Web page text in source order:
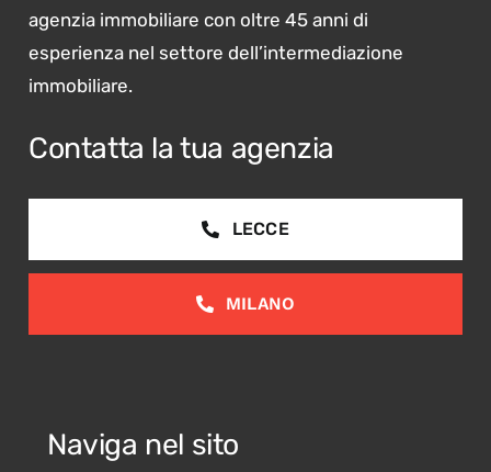
agenzia immobiliare con oltre 45 anni di
esperienza nel settore dell’intermediazione
immobiliare.
Contatta la tua agenzia
LECCE
MILANO
Naviga nel sito